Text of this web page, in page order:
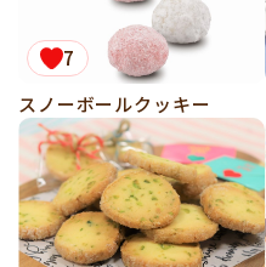
7
スノーボールクッキー